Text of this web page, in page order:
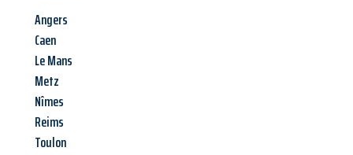
Angers
Caen
Le Mans
Metz
Nîmes
Reims
Toulon